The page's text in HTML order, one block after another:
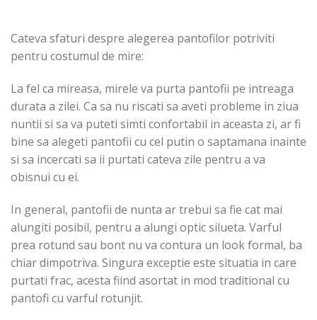
Cateva sfaturi despre alegerea pantofilor potriviti
pentru costumul de mire:
La fel ca mireasa, mirele va purta pantofii pe intreaga
durata a zilei. Ca sa nu riscati sa aveti probleme in ziua
nuntii si sa va puteti simti confortabil in aceasta zi, ar fi
bine sa alegeti pantofii cu cel putin o saptamana inainte
si sa incercati sa ii purtati cateva zile pentru a va
obisnui cu ei.
In general, pantofii de nunta ar trebui sa fie cat mai
alungiti posibil, pentru a alungi optic silueta. Varful
prea rotund sau bont nu va contura un look formal, ba
chiar dimpotriva. Singura exceptie este situatia in care
purtati frac, acesta fiind asortat in mod traditional cu
pantofi cu varful rotunjit.